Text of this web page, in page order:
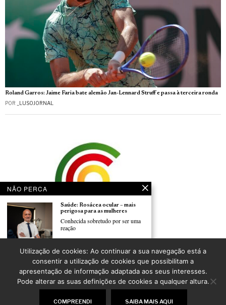
Roland Garros: Jaime Faria bate alemão Jan-Lennard Struff e passa à terceira ronda
POR _LUSOJORNAL
Comissão Temática do CCP discute hoje a amanhã o futuro do Ensino de Português,
do Associativismo e da Comunicação Social no estrangeiro
CARLOS PEREIRA
©2026LusoJornal | Todos os direitos reservados
NÃO PERCA
Saúde: Rosácea ocular – mais
perigosa para as mulheres
Conhecida sobretudo por ser uma
reação
Saúde: A importância de vigiar a
tensão arterial
Avaliar a pressão arterial
regularmente é
Utilização de cookies: Ao continuar a sua navegação está a
consentir a utilização de cookies que possibilitam a
apresentação de informação adaptada aos seus interesses.
Pode alterar as suas definições de cookies a qualquer altura.
COMPREENDI SAIBA MAIS AQUI